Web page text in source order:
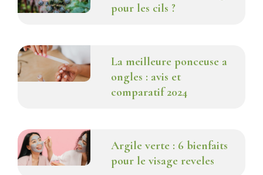
pour les cils ?
La meilleure ponceuse a
ongles : avis et
comparatif 2024
Argile verte : 6 bienfaits
pour le visage reveles